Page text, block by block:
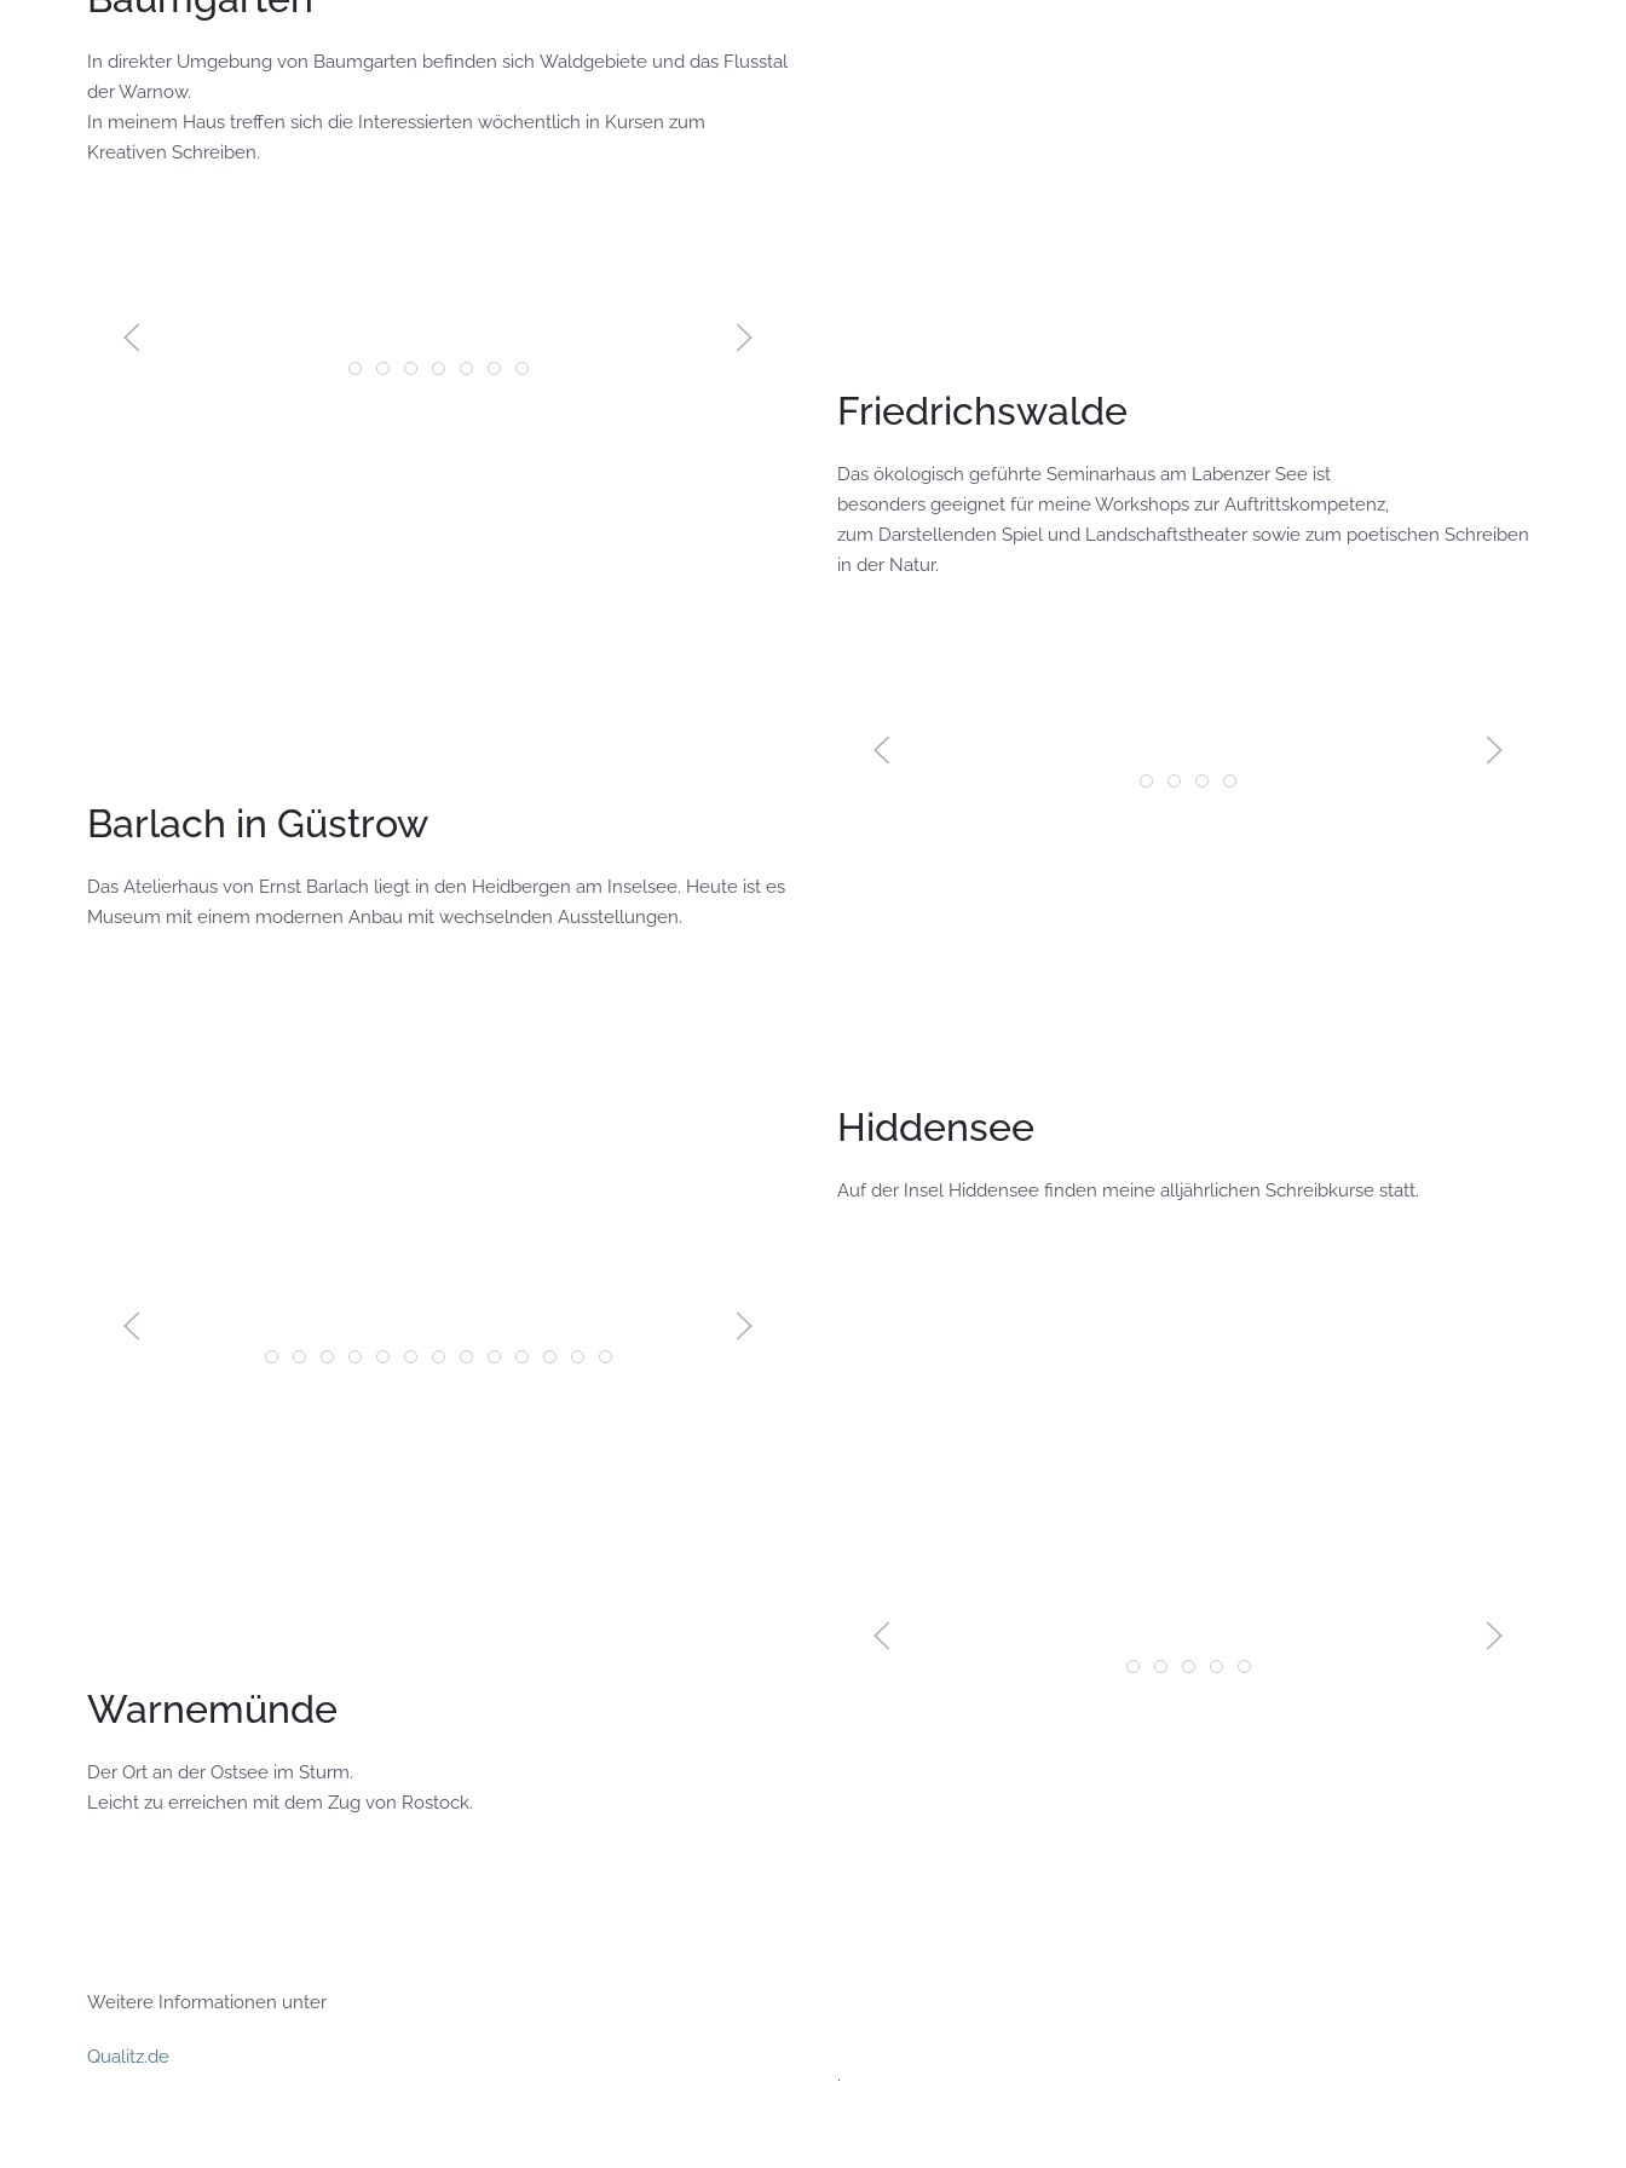
In direkter Umgebung von Baumgarten befinden sich Waldgebiete und das Flusstal
der Warnow.
In meinem Haus treffen sich die Interessierten wöchentlich in Kursen zum
Kreativen Schreiben.
Friedrichswalde
Das ökologisch geführte Seminarhaus am Labenzer See ist
besonders geeignet für meine Workshops zur Auftrittskompetenz,
zum Darstellenden Spiel und Landschaftstheater sowie zum poetischen Schreiben
in der Natur.
Barlach in Güstrow
Das Atelierhaus von Ernst Barlach liegt in den Heidbergen am Inselsee. Heute ist es
Museum mit einem modernen Anbau mit wechselnden Ausstellungen.
Hiddensee
Auf der Insel Hiddensee finden meine alljährlichen Schreibkurse statt.
Warnemünde
Der Ort an der Ostsee im Sturm.
Leicht zu erreichen mit dem Zug von Rostock.
Weitere Informationen unter
Qualitz.de
.